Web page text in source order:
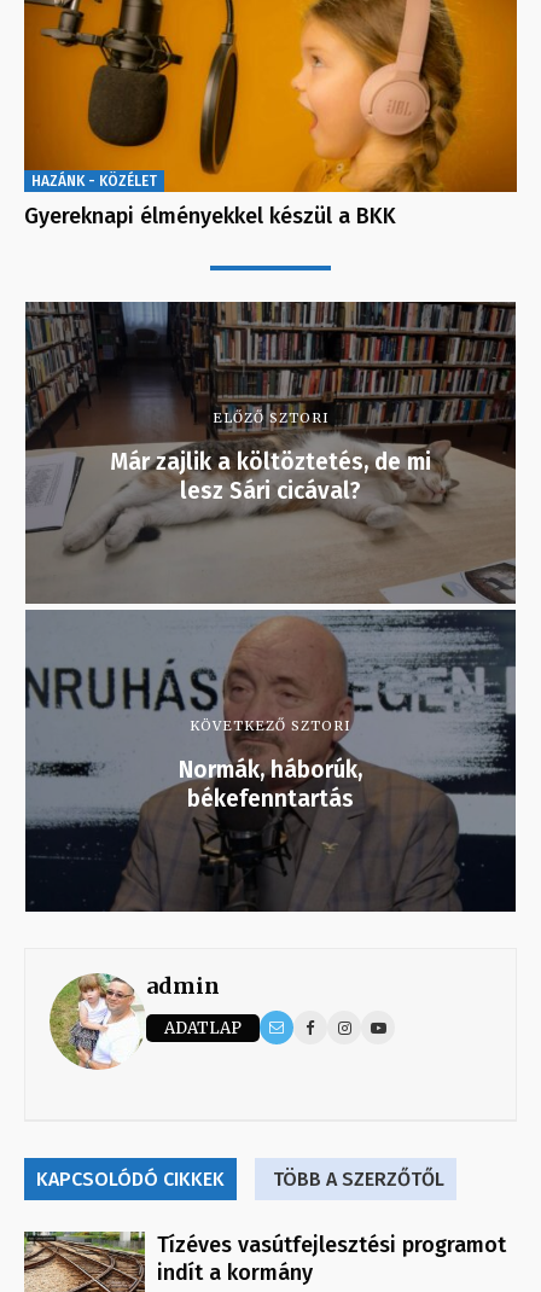
HAZÁNK - KÖZÉLET
Gyereknapi élményekkel készül a BKK
ELŐZŐ SZTORI
Már zajlik a költöztetés, de mi
lesz Sári cicával?
KÖVETKEZŐ SZTORI
Normák, háborúk,
békefenntartás
admin
ADATLAP
KAPCSOLÓDÓ CIKKEK TÖBB A SZERZŐTŐL
Tízéves vasútfejlesztési programot
indít a kormány